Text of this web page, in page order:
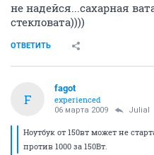
не надейся...сахарная
стекловата))))
ОТВЕТИТЬ
F
fagot
experienced
06 марта 2009 Julial
Ноутбук от 150вт может не
против 1000 за 150Вт.